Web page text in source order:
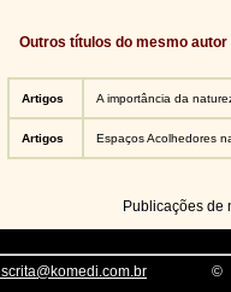
Outros títulos do mesmo autor
Artigos A importância da
Artigos Espaços Acolhedores
Publicações de
©